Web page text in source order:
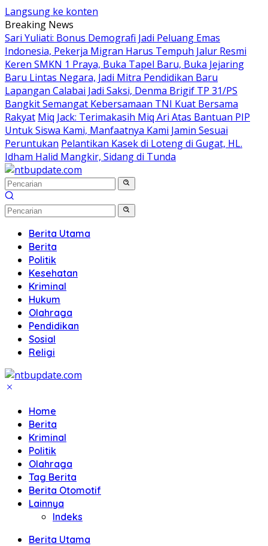
Langsung ke konten
Breaking News
Sari Yuliati: Bonus Demografi Jadi Peluang Emas
Indonesia, Pekerja Migran Harus Tempuh Jalur Resmi
Keren SMKN 1 Praya, Buka Tapel Baru, Buka Jejaring
Baru Lintas Negara, Jadi Mitra Pendidikan Baru
Lapangan Calabai Jadi Saksi, Denma Brigif TP 31/PS
Bangkit Semangat Kebersamaan TNI Kuat Bersama
Rakyat Miq Jack: Terimakasih Miq Ari Atas Bantuan PIP
Untuk Siswa Kami, Manfaatnya Kami Jamin Sesuai
Peruntukan Pelantikan Kasek di Loteng di Gugat, HL.
Idham Halid Mangkir, Sidang di Tunda
Berita Utama
Berita
Politik
Kesehatan
Kriminal
Hukum
Olahraga
Pendidikan
Sosial
Religi
Home
Berita
Kriminal
Politik
Olahraga
Tag Berita
Berita Otomotif
Lainnya
Indeks
Berita Utama